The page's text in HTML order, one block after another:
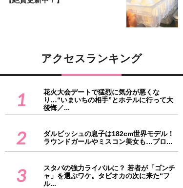
アクセスランキング
1
花火大会デートで猛烈に気分が悪くな
り…“いまいちの相手”とホテルに行って大
後悔／...
2
ダルビッシュの息子は182cm世界モデル！
ラウンドガールやミスコン美女も…プロ...
3
スタバの強力ライバルに？ 若者が「ゴンチ
ャ」を選ぶワケ。タピオカの次に来た“フ
ル...